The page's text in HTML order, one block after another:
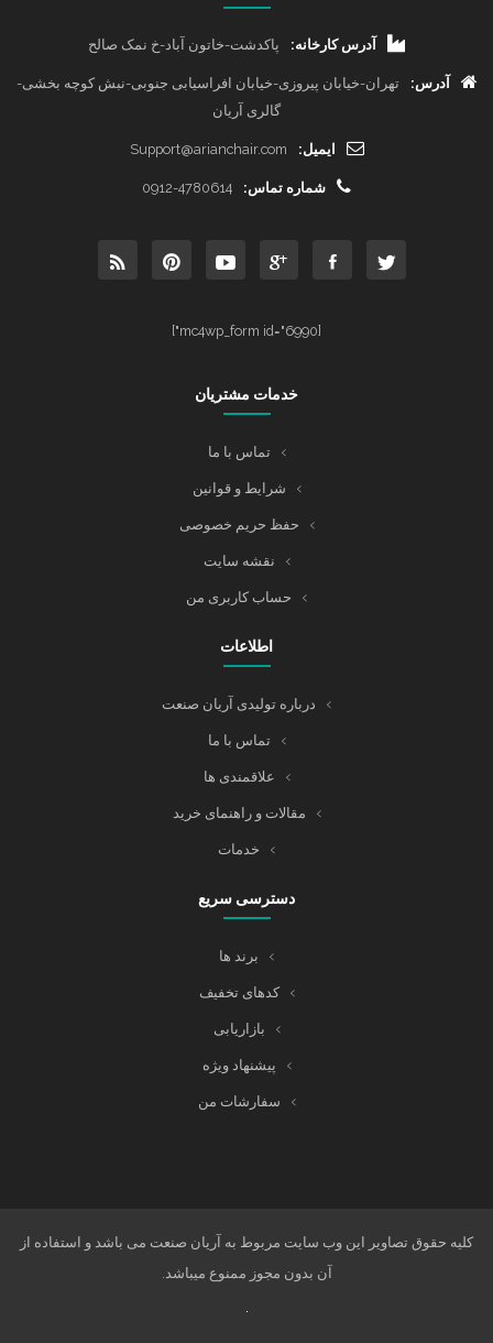
آدرس کارخانه: پاکدشت-خاتون آباد-خ نمک صالح
آدرس:
تهران-خیابان پیروزی-خیابان افراسیابی جنوبی-نبش کوچه بخشی-
گالری آریان
ایمیل: Support@arianchair.com
شماره تماس: 0912-4780614
[mc4wp_form id="6990"]
خدمات مشتریان
تماس با ما
شرایط و قوانین
حفظ حریم خصوصی
نقشه سایت
حساب کاربری من
اطلاعات
درباره تولیدی آریان صنعت
تماس با ما
علاقمندی ها
مقالات و راهنمای خرید
خدمات
دسترسی سریع
برند ها
کدهای تخفیف
بازاریابی
پیشنهاد ویژه
سفارشات من
کلیه حقوق تصاویر این وب سایت مربوط به آریان صنعت می باشد و استفاده از
آن بدون مجوز ممنوع میباشد.